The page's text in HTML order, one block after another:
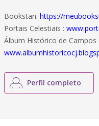
Bookstan: https://
Portais Celestiais :
Álbum Histórico de Campos
Perfil completo